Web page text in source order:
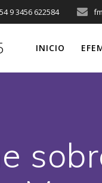
9 3456 622584
INICIO